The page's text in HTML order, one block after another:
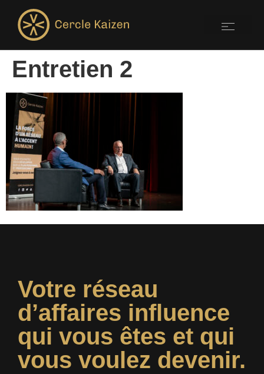
Entretien 2
Votre réseau
d’affaires influence
qui vous êtes et qui
vous voulez devenir.